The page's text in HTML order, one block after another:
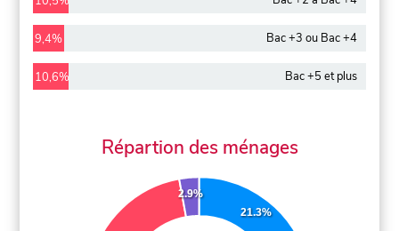
9,4% Bac +3 ou Bac +4
10,6% Bac +5 et plus
Répartion des ménages
21.3%
2.9%